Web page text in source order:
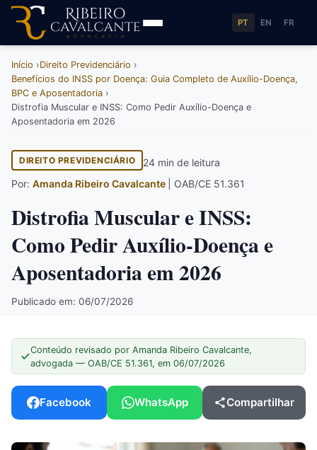
PT EN FR
Início
Direito Previdenciário
Benefícios do INSS por Doença: Guia Completo de Auxílio-Doença,
BPC e Aposentadoria
Distrofia Muscular e INSS: Como Pedir Auxílio-Doença e
Aposentadoria em 2026
DIREITO PREVIDENCIÁRIO
24 min de leitura
Por: Amanda Ribeiro Cavalcante | OAB/CE 51.361
Distrofia Muscular e INSS:
Como Pedir Auxílio-Doença e
Aposentadoria em 2026
Publicado em: 06/07/2026
Conteúdo revisado por Amanda Ribeiro Cavalcante,
advogada — OAB/CE 51.361, em 06/07/2026
Facebook WhatsApp Compartilhar